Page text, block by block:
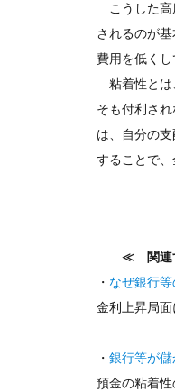
こうした高
されるのが
費用を低く
粘着性とは
そも付利さ
は、自分の
することで、
≪ 関連
・ なぜ銀行
金利上昇局
・ 銀行等が
預金の粘着